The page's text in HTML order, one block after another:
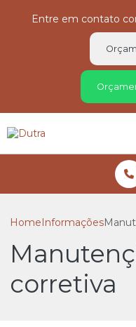
Entre em contato
HomeInformações
corretiva